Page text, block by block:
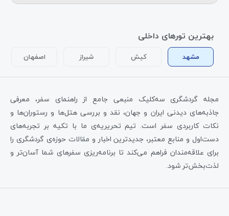
بهترین تورهای داخلی
مشهد کیش شیراز اصفهان
مجله گردشگری سه‌کلیک منبعی جامع از راهنمای سفر، معرفی
جاذبه‌های دیدنی ایران و جهان، نقد و بررسی هتل‌ها و رستوران‌ها و
نکات کاربردی سفر است. تیم تحریریه‌ی ما با تکیه بر تجربه‌های
دست‌اول و منابع معتبر، جدیدترین اخبار و مقالات حوزه‌ی گردشگری را
برای علاقه‌مندان فراهم می‌کند تا برنامه‌ریزی سفرهای شما آسان‌تر و
لذت‌بخش‌تر شود.